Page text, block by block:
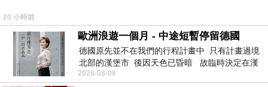
20 小時前
歐洲浪遊一個月 - 中途短暫停留德國
德國原先並不在我們的行程計畫中 只有計畫過境
北部的漢堡市 後因天色已昏暗 故臨時決定在漢
堡市吃晚餐和過夜
2026-08-08